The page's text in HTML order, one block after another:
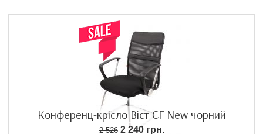
Конференц-крісло Віст CF New чорний
2 5262 240 грн.